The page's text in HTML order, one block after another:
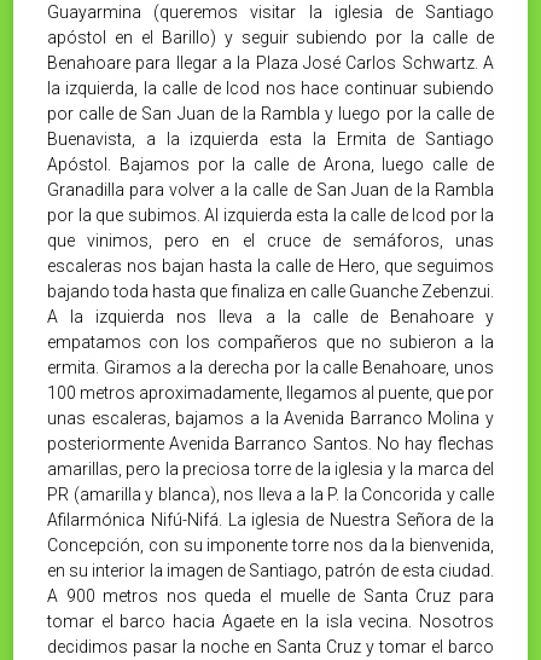
Guayarmina (queremos visitar la iglesia de Santiago
apóstol en el Barillo) y seguir subiendo por la calle de
Benahoare para llegar a la Plaza José Carlos Schwartz. A
la izquierda, la calle de Icod nos hace continuar subiendo
por calle de San Juan de la Rambla y luego por la calle de
Buenavista, a la izquierda esta la Ermita de Santiago
Apóstol. Bajamos por la calle de Arona, luego calle de
Granadilla para volver a la calle de San Juan de la Rambla
por la que subimos. Al izquierda esta la calle de Icod por la
que vinimos, pero en el cruce de semáforos, unas
escaleras nos bajan hasta la calle de Hero, que seguimos
bajando toda hasta que finaliza en calle Guanche Zebenzui.
A la izquierda nos lleva a la calle de Benahoare y
empatamos con los compañeros que no subieron a la
ermita. Giramos a la derecha por la calle Benahoare, unos
100 metros aproximadamente, llegamos al puente, que por
unas escaleras, bajamos a la Avenida Barranco Molina y
posteriormente Avenida Barranco Santos. No hay flechas
amarillas, pero la preciosa torre de la iglesia y la marca del
PR (amarilla y blanca), nos lleva a la P. la Concorida y calle
Afilarmónica Nifú-Nifá. La iglesia de Nuestra Señora de la
Concepción, con su imponente torre nos da la bienvenida,
en su interior la imagen de Santiago, patrón de esta ciudad.
A 900 metros nos queda el muelle de Santa Cruz para
tomar el barco hacia Agaete en la isla vecina. Nosotros
decidimos pasar la noche en Santa Cruz y tomar el barco